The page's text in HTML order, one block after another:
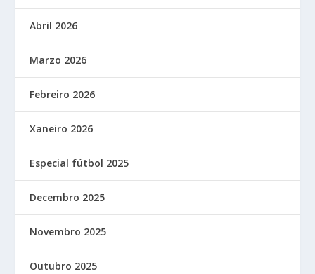
Abril 2026
Marzo 2026
Febreiro 2026
Xaneiro 2026
Especial fútbol 2025
Decembro 2025
Novembro 2025
Outubro 2025